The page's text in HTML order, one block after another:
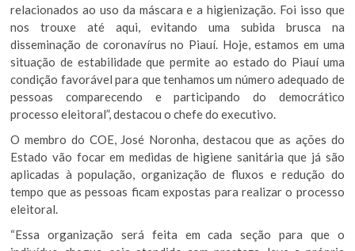
relacionados ao uso da máscara e a higienização. Foi isso que
nos trouxe até aqui, evitando uma subida brusca na
disseminação de coronavírus no Piauí. Hoje, estamos em uma
situação de estabilidade que permite ao estado do Piauí uma
condição favorável para que tenhamos um número adequado de
pessoas comparecendo e participando do democrático
processo eleitoral”, destacou o chefe do executivo.
O membro do COE, José Noronha, destacou que as ações do
Estado vão focar em medidas de higiene sanitária que já são
aplicadas à população, organização de fluxos e redução do
tempo que as pessoas ficam expostas para realizar o processo
eleitoral.
“Essa organização será feita em cada seção para que o